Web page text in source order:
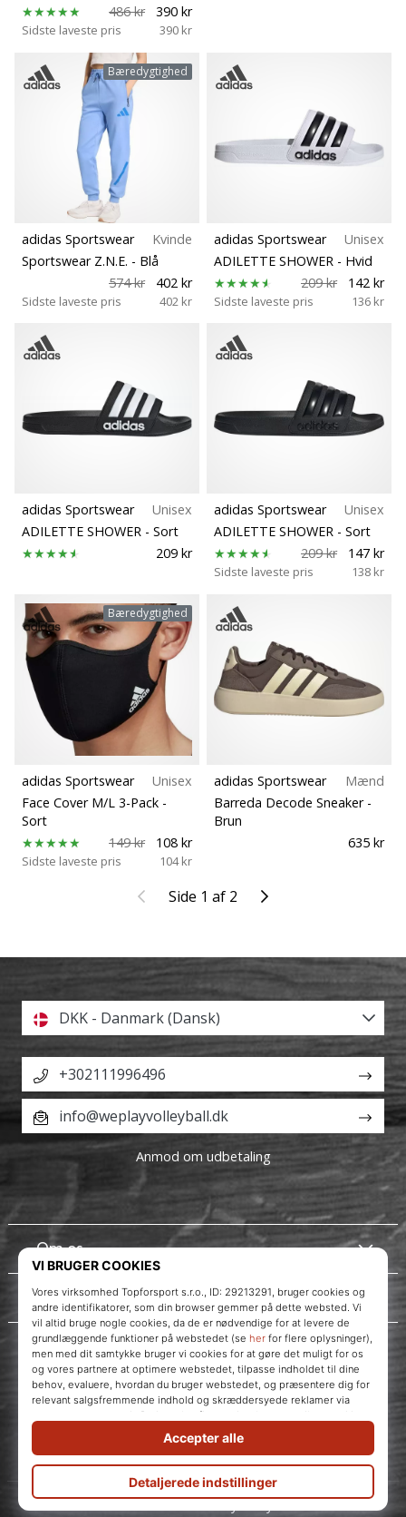
486 kr
390 kr
Sidste laveste pris 390 kr
Bæredygtighed
adidas Sportswear
Kvinde
Sportswear Z.N.E. - Blå
574 kr
402 kr
Sidste laveste pris 402 kr
adidas Sportswear
Unisex
ADILETTE SHOWER - Hvid
209 kr
142 kr
Sidste laveste pris 136 kr
adidas Sportswear
Unisex
ADILETTE SHOWER - Sort
209 kr
adidas Sportswear
Unisex
ADILETTE SHOWER - Sort
209 kr
147 kr
Sidste laveste pris 138 kr
Bæredygtighed
adidas Sportswear
Unisex
Face Cover M/L 3-Pack -
Sort
149 kr
108 kr
Sidste laveste pris 104 kr
adidas Sportswear
Mænd
Barreda Decode Sneaker -
Brun
635 kr
TidligereSide 1 af 2 Næste
WePlayVolleyball.dk
Instagram
Om os
Kundeservice
DKK - Danmark (Dansk)
+302111996496
info@weplayvolleyball.dk
Anmod om udbetaling
© 2010 – 2026 WePlayVolleyball.dk